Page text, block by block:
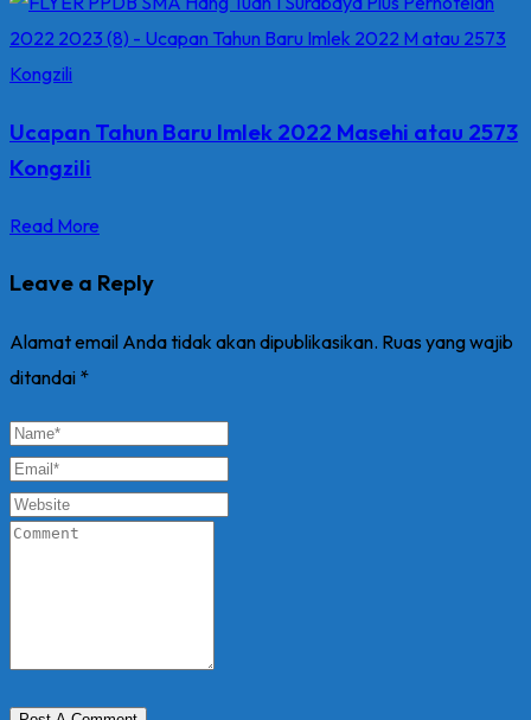
Ucapan Tahun Baru Imlek 2022 Masehi atau 2573
Kongzili
Read More
Leave a Reply
Alamat email Anda tidak akan dipublikasikan. Ruas yang wajib
ditandai *